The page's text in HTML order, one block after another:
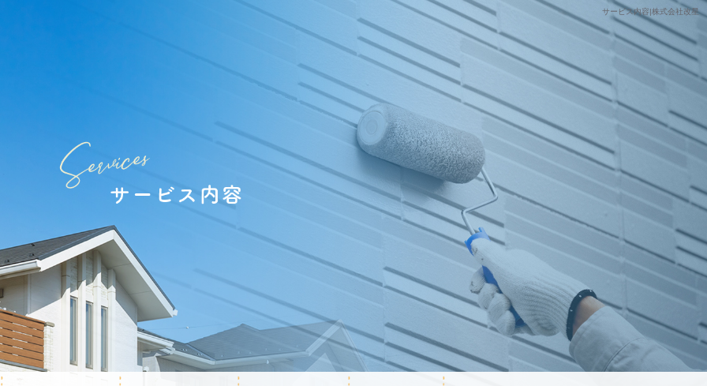
サービス内容|株式会社改星